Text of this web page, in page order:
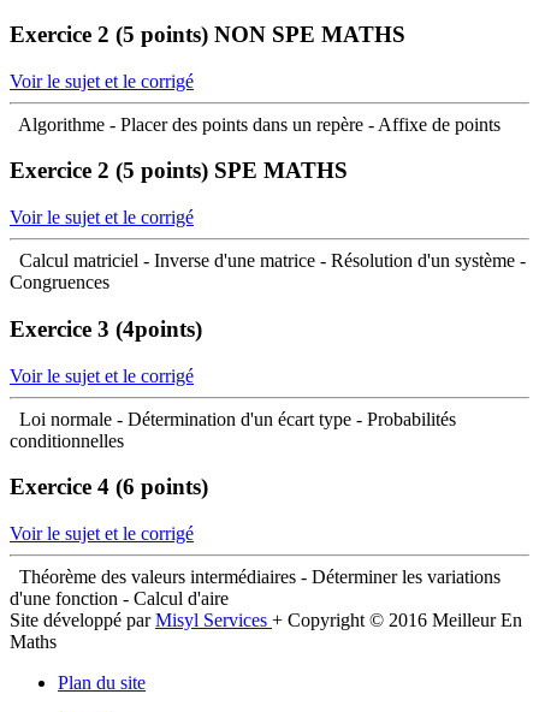
Exercice 2 (5 points) NON SPE MATHS
Voir le sujet et le corrigé
Algorithme - Placer des points dans un repère - Affixe de points
Exercice 2 (5 points) SPE MATHS
Voir le sujet et le corrigé
Calcul matriciel - Inverse d'une matrice - Résolution d'un système -
Congruences
Exercice 3 (4points)
Voir le sujet et le corrigé
Loi normale - Détermination d'un écart type - Probabilités
conditionnelles
Exercice 4 (6 points)
Voir le sujet et le corrigé
Théorème des valeurs intermédiaires - Déterminer les variations
d'une fonction - Calcul d'aire
Site développé parMisyl Services + Copyright © 2016 Meilleur En
Maths
Plan du site